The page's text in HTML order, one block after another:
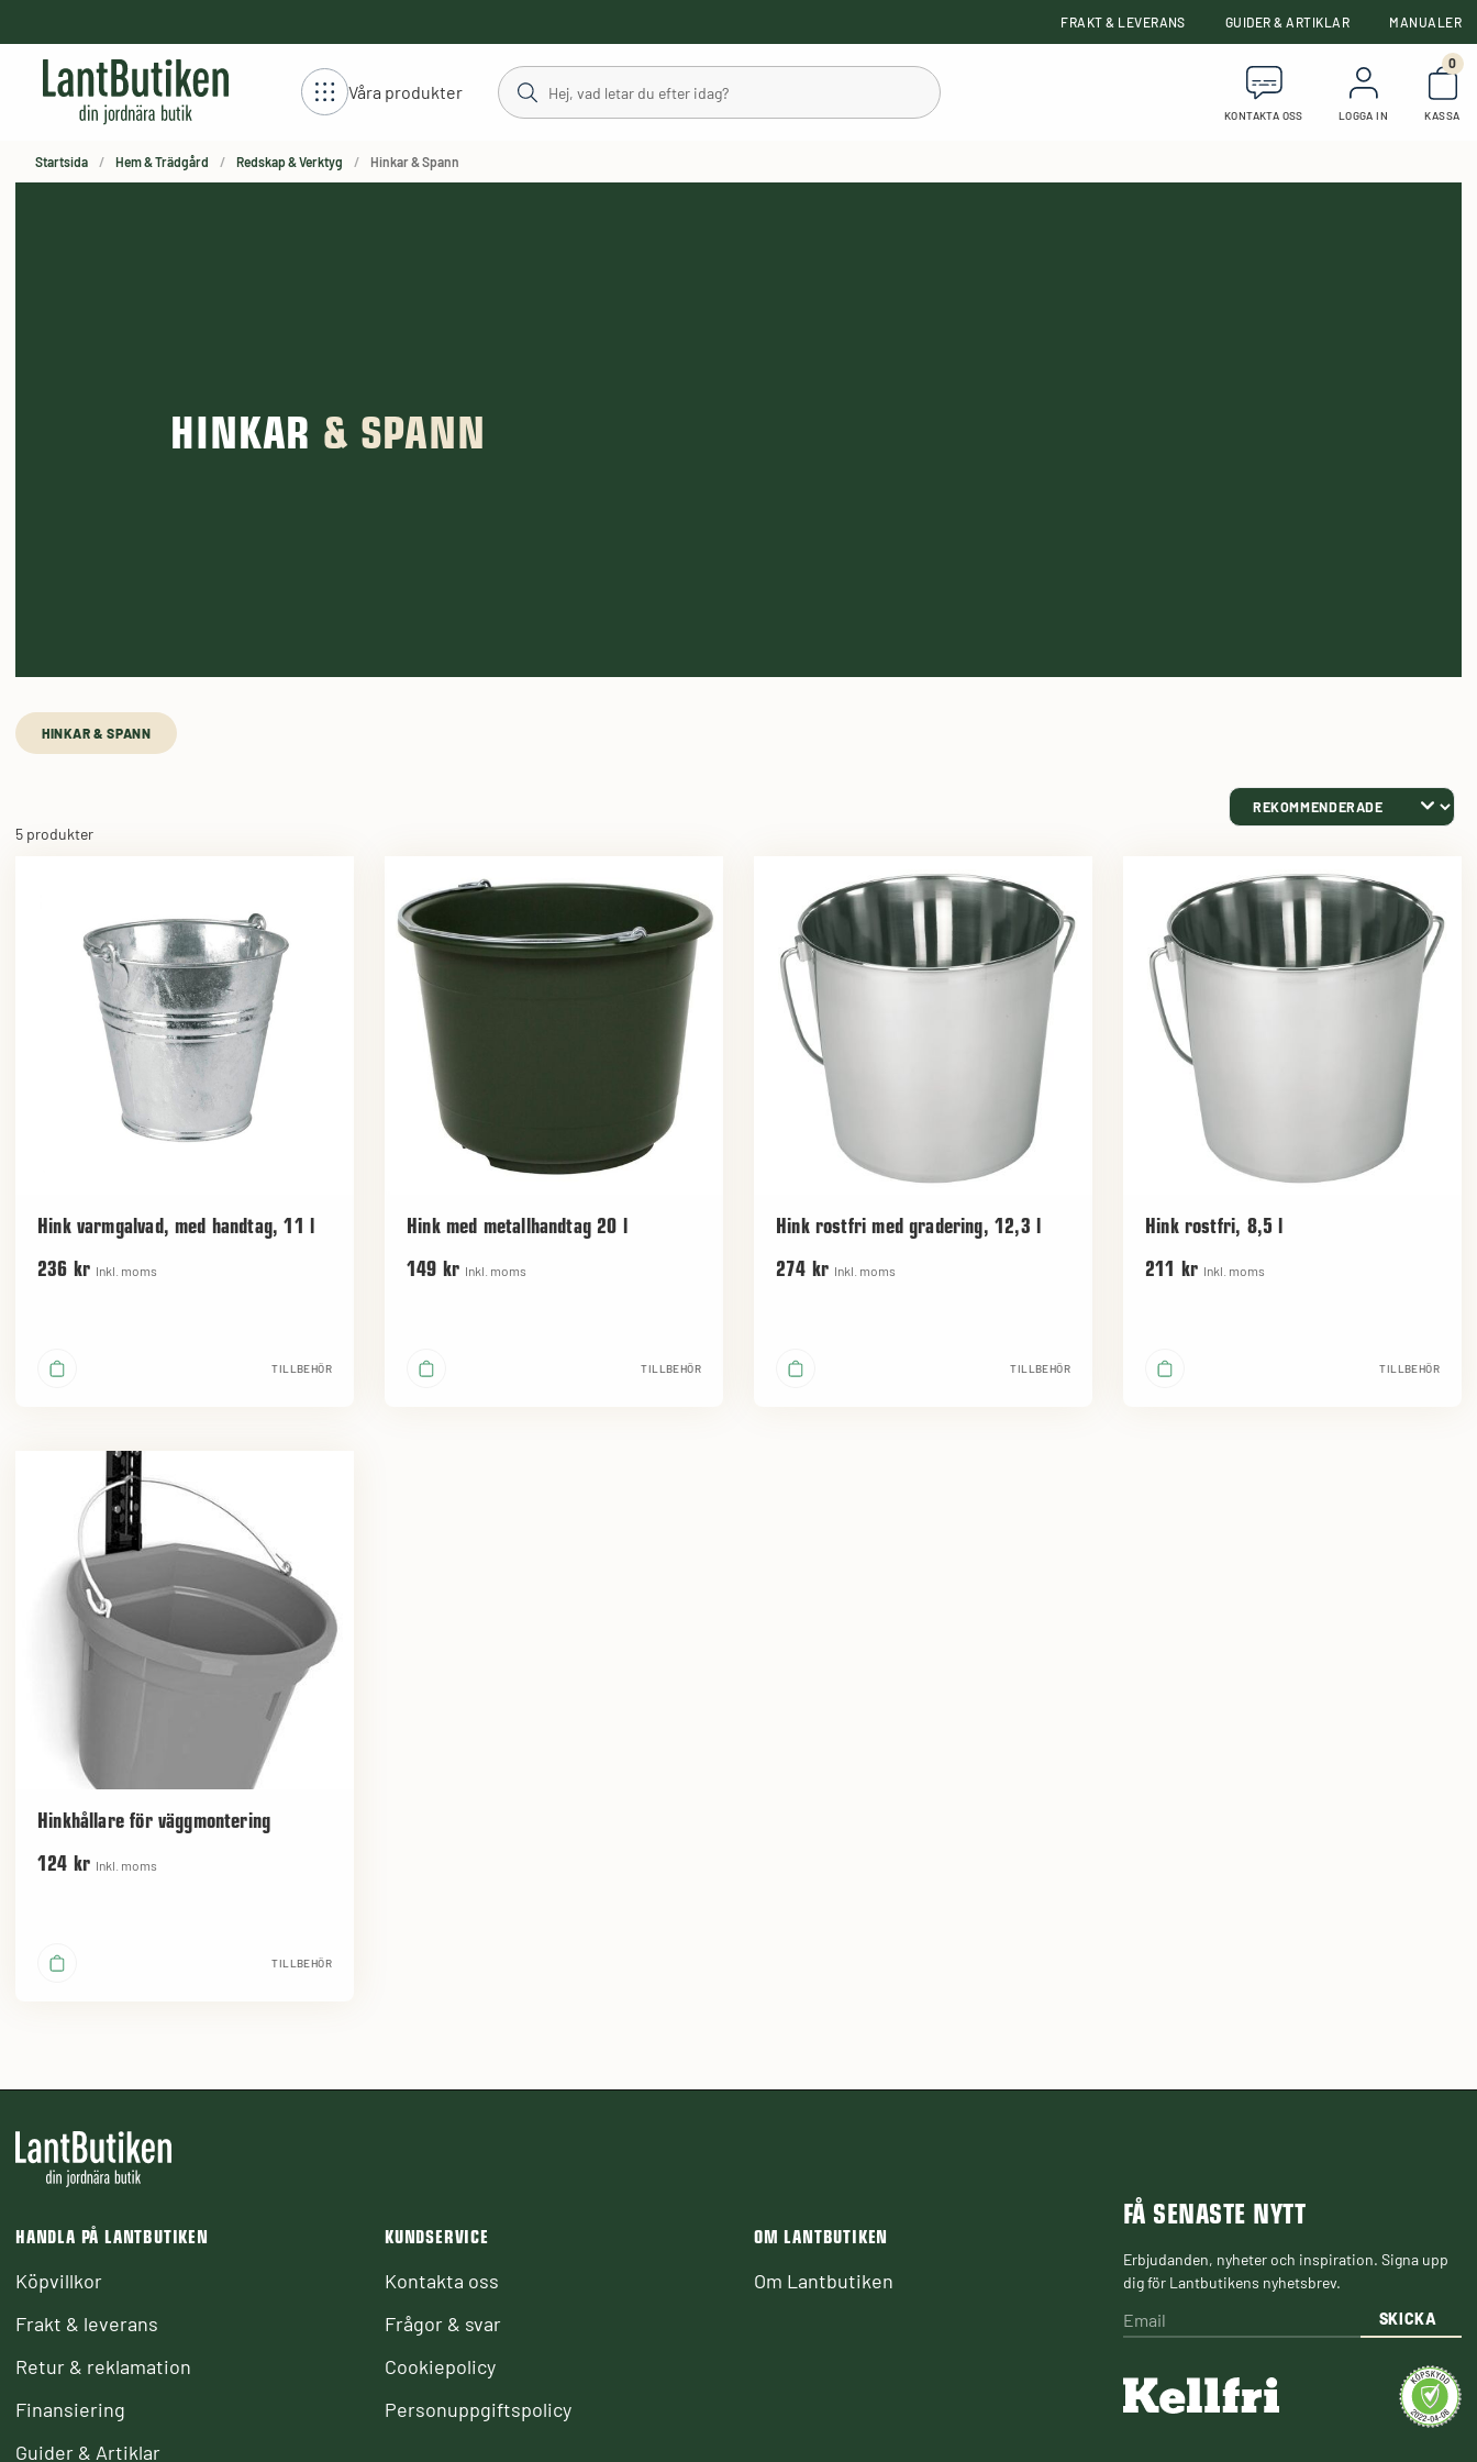
FRAKT & LEVERANS GUIDER & ARTIKLAR MANUALER
Våra produkter
KONTAKTA OSS LOGGA IN
0
KASSA
Startsida Hem & Trädgård Redskap & Verktyg Hinkar & Spann
HINKAR & SPANN
HINKAR & SPANN
5 produkter
Hink varmgalvad, med handtag, 11 l
236 kr Inkl. moms
TILLBEHÖR
Hink med metallhandtag 20 l
149 kr Inkl. moms
TILLBEHÖR
Hink rostfri med gradering, 12,3 l
274 kr Inkl. moms
TILLBEHÖR
Hink rostfri, 8,5 l
211 kr Inkl. moms
TILLBEHÖR
Hinkhållare för väggmontering
124 kr Inkl. moms
TILLBEHÖR
HANDLA PÅ LANTBUTIKEN
Köpvillkor
Frakt & leverans
Retur & reklamation
Finansiering
Guider & Artiklar
KUNDSERVICE
Kontakta oss
Frågor & svar
Cookiepolicy
Personuppgiftspolicy
OM LANTBUTIKEN
Om Lantbutiken
FÅ SENASTE NYTT
Erbjudanden, nyheter och inspiration. Signa upp
dig för Lantbutikens nyhetsbrev.
SKICKA